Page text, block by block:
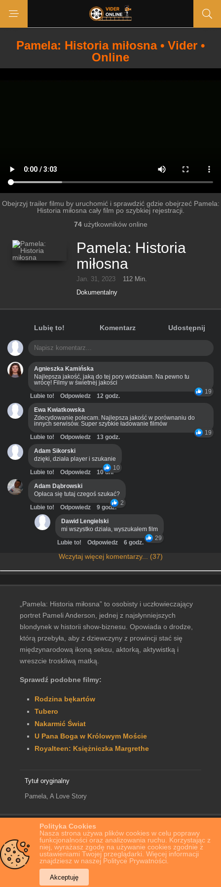
Polityka Cookies
Nasza strona używa plików cookies w celu poprawy
funkcjonalności oraz analizowania ruchu. Korzystając z
niej, wyrażasz zgodę na używanie cookies zgodnie z
ustawieniami Twojej przeglądarki. Więcej informacji
znajdziesz w naszej Polityce Prywatności.
Akceptuję
Pamela: Historia miłosna • Vider •
Online
Obejrzyj trailer filmu by uruchomić i sprawdzić gdzie obejrzeć Pamela:
Historia miłosna cały film po szybkiej rejestracji.
74użytkowników online
Pamela: Historia
miłosna
Jan. 31, 2023
112 Min.
Dokumentalny
Lubię to! Komentarz Udostępnij
Agnieszka Kamińska
Najlepsza jakość, jaką do tej pory widziałam. Na pewno tu
wrócę! Filmy w świetnej jakości
19
Lubie to! Odpowiedz
12 godz.
Ewa Kwiatkowska
Zdecydowanie polecam. Najlepsza jakość w porównaniu do
innych serwisów. Super szybkie ładowanie filmów
19
Lubie to! Odpowiedz
13 godz.
Adam Sikorski
dzięki, działa player i szukanie
10
Lubie to! Odpowiedz
10 dni
Adam Dąbrowski
Opłaca się tutaj czegoś szukać?
2
Lubie to! Odpowiedz
9 godz.
Dawid Lengielski
mi wszystko działa, wyszukałem film
29
Lubie to! Odpowiedz 6 godz.
Wczytaj więcej komentarzy... (37)
„Pamela: Historia miłosna” to osobisty i uczłowieczający
portret Pameli Anderson, jednej z najsłynniejszych
blondynek w historii show-biznesu. Opowiada o drodze,
którą przebyła, aby z dziewczyny z prowincji stać się
międzynarodową ikoną seksu, aktorką, aktywistką i
wreszcie troskliwą matką.
Sprawdź podobne filmy:
Rodzina bękartów
Tubero
Nakarmić Świat
U Pana Boga w Królowym Moście
Royalteen: Księżniczka Margrethe
Tytuł oryginalny
Pamela, A Love Story
Film Online Pamela: Historia miłosna